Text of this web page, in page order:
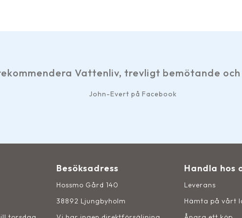
trevligt bemötande och snabb service. Tack.
Besöksadress
Hossmo Gård 140
38892 Ljungbyholm
Handla hos
Leverans
Hämta på vårt